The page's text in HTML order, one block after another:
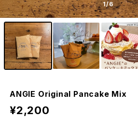
1/6
ANGIE Original Pancake Mix
¥2,200